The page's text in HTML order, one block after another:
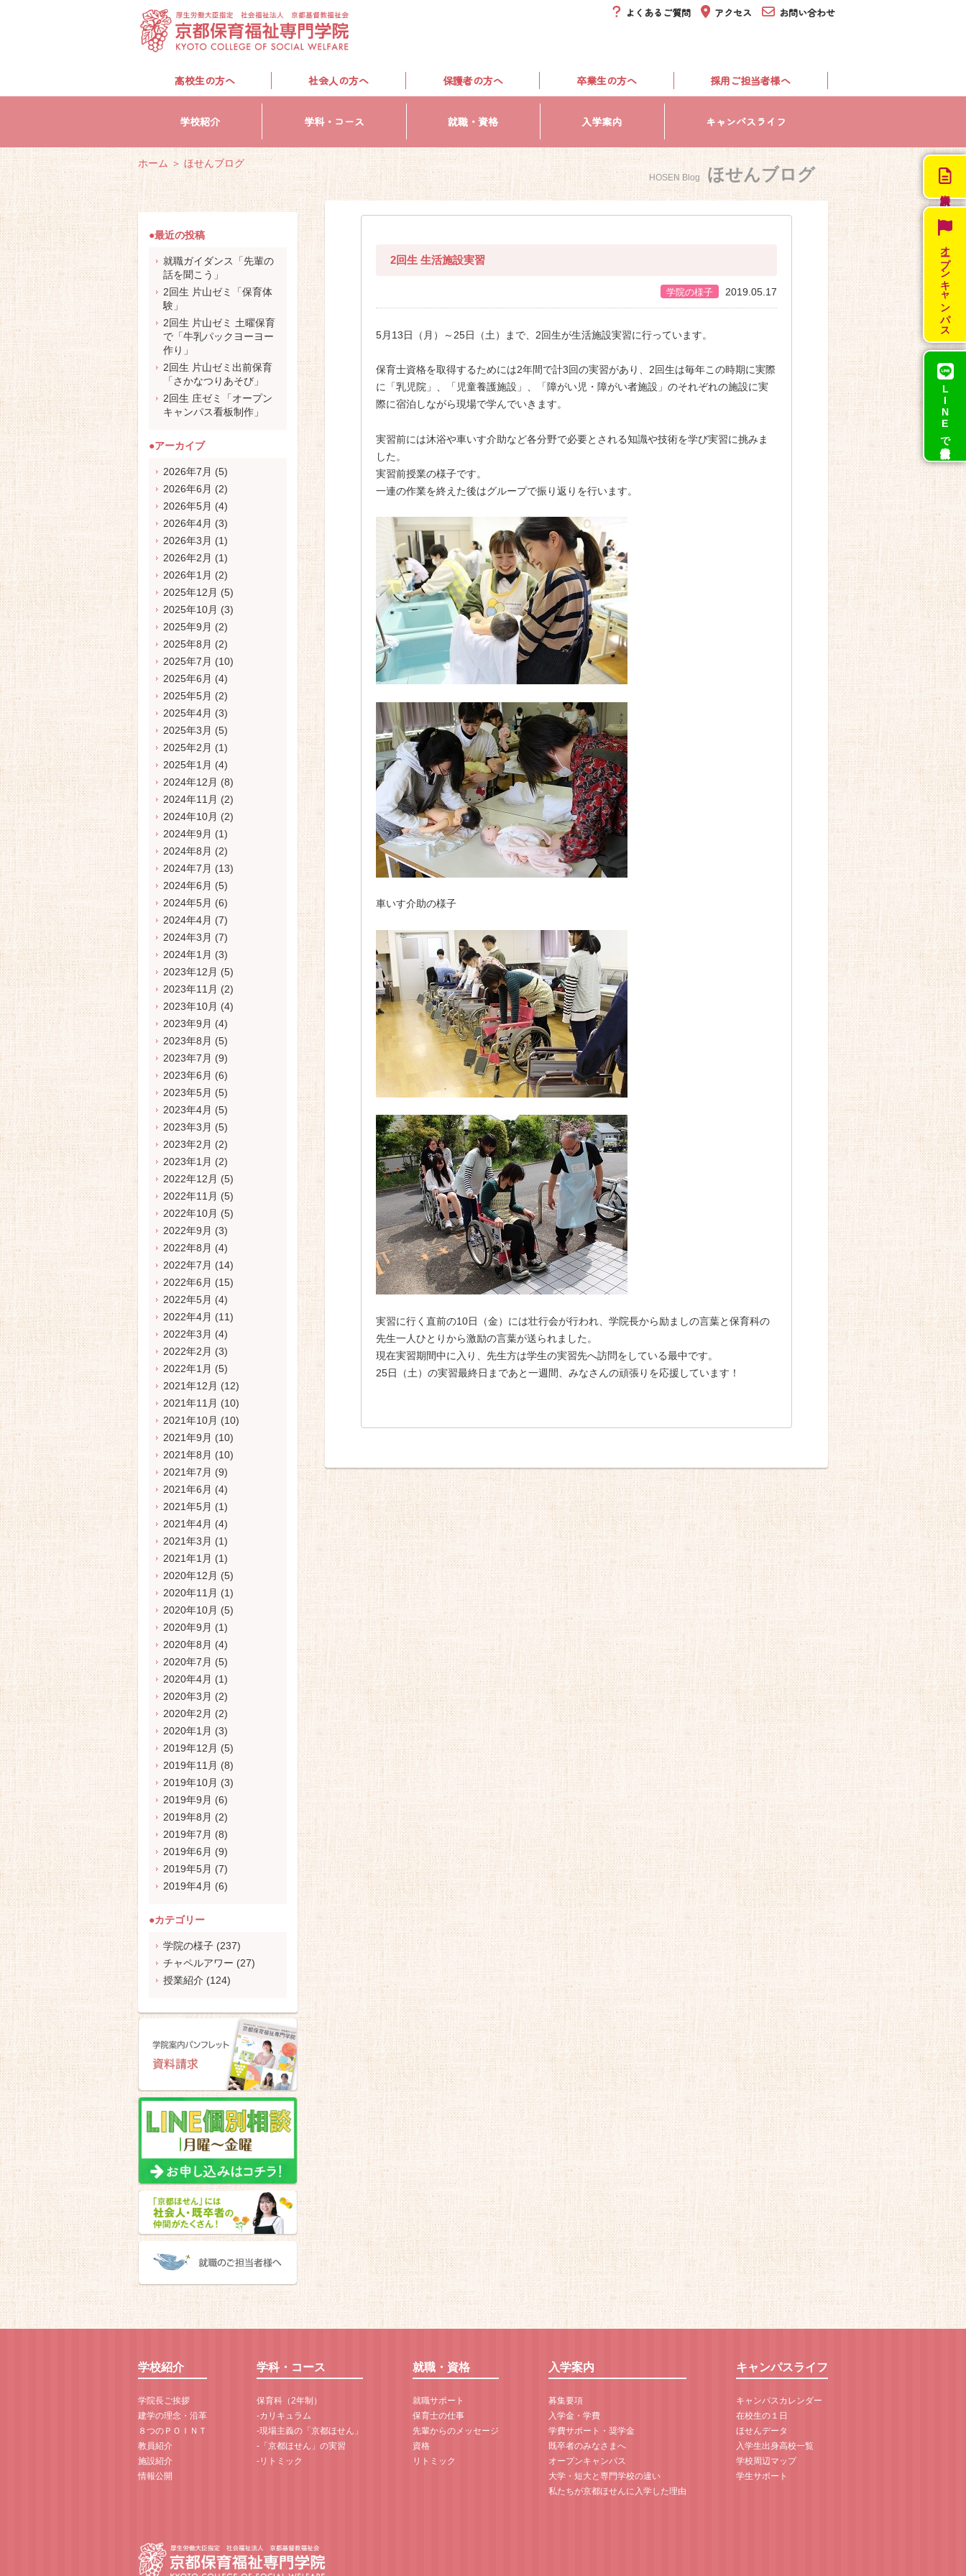
高校生の方へ 社会人の方へ 保護者の方へ 卒業生の方へ 採用ご担当者様へ
学校紹介 学科・コース 就職・資格 入学案内 キャンパスライフ
よくあるご質問 アクセス お問い合わせ
オープン
キャンパス
LINEで
最新情報！
ホーム ＞ ほせんブログ
HOSEN Blog ほせんブログ
2回生 生活施設実習
学院の様子 2019.05.17
5月13日（月）～25日（土）まで、2回生が生活施設実習に行っています。
保育士資格を取得するためには2年間で計3回の実習があり、2回生は毎年この時期に実際
に「乳児院」、「児童養護施設」、「障がい児・障がい者施設」のそれぞれの施設に実
際に宿泊しながら現場で学んでいきます。
実習前には沐浴や車いす介助など各分野で必要とされる知識や技術を学び実習に挑みま
した。
実習前授業の様子です。
一連の作業を終えた後はグループで振り返りを行います。
車いす介助の様子
実習に行く直前の10日（金）には壮行会が行われ、学院長から励ましの言葉と保育科の
先生一人ひとりから激励の言葉が送られました。
現在実習期間中に入り、先生方は学生の実習先へ訪問をしている最中です。
25日（土）の実習最終日まであと一週間、みなさんの頑張りを応援しています！
●最近の投稿
就職ガイダンス「先輩の
話を聞こう」
2回生 片山ゼミ「保育体
験」
2回生 片山ゼミ 土曜保育
で「牛乳パックヨーヨー
作り」
2回生 片山ゼミ出前保育
「さかなつりあそび」
2回生 庄ゼミ「オープン
キャンパス看板制作」
●アーカイブ
2026年7月 (5)
2026年6月 (2)
2026年5月 (4)
2026年4月 (3)
2026年3月 (1)
2026年2月 (1)
2026年1月 (2)
2025年12月 (5)
2025年10月 (3)
2025年9月 (2)
2025年8月 (2)
2025年7月 (10)
2025年6月 (4)
2025年5月 (2)
2025年4月 (3)
2025年3月 (5)
2025年2月 (1)
2025年1月 (4)
2024年12月 (8)
2024年11月 (2)
2024年10月 (2)
2024年9月 (1)
2024年8月 (2)
2024年7月 (13)
2024年6月 (5)
2024年5月 (6)
2024年4月 (7)
2024年3月 (7)
2024年1月 (3)
2023年12月 (5)
2023年11月 (2)
2023年10月 (4)
2023年9月 (4)
2023年8月 (5)
2023年7月 (9)
2023年6月 (6)
2023年5月 (5)
2023年4月 (5)
2023年3月 (5)
2023年2月 (2)
2023年1月 (2)
2022年12月 (5)
2022年11月 (5)
2022年10月 (5)
2022年9月 (3)
2022年8月 (4)
2022年7月 (14)
2022年6月 (15)
2022年5月 (4)
2022年4月 (11)
2022年3月 (4)
2022年2月 (3)
2022年1月 (5)
2021年12月 (12)
2021年11月 (10)
2021年10月 (10)
2021年9月 (10)
2021年8月 (10)
2021年7月 (9)
2021年6月 (4)
2021年5月 (1)
2021年4月 (4)
2021年3月 (1)
2021年1月 (1)
2020年12月 (5)
2020年11月 (1)
2020年10月 (5)
2020年9月 (1)
2020年8月 (4)
2020年7月 (5)
2020年4月 (1)
2020年3月 (2)
2020年2月 (2)
2020年1月 (3)
2019年12月 (5)
2019年11月 (8)
2019年10月 (3)
2019年9月 (6)
2019年8月 (2)
2019年7月 (8)
2019年6月 (9)
2019年5月 (7)
2019年4月 (6)
●カテゴリー
学院の様子 (237)
チャペルアワー (27)
授業紹介 (124)
学校紹介
学院長ご挨拶
建学の理念・沿革
８つのＰＯＩＮＴ
教員紹介
施設紹介
情報公開
学科・コース
保育科（2年制）
-カリキュラム
-現場主義の「京都ほせん」
-「京都ほせん」の実習
-リトミック
就職・資格
就職サポート
保育士の仕事
先輩からのメッセージ
資格
リトミック
入学案内
募集要項
入学金・学費
学費サポート・奨学金
既卒者のみなさまへ
オープンキャンパス
大学・短大と専門学校の違い
私たちが京都ほせんに入学した理由
キャンパスライフ
キャンパスカレンダー
在校生の１日
ほせんデータ
入学生出身高校一覧
学校周辺マップ
学生サポート